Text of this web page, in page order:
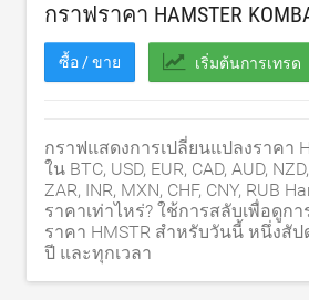
กราฟราคา HAMSTER
ซื้อ / ขาย เริ่มต้นการเทรด
กราฟแสดงการเปลี่ยนแปลงราคา
ใน BTC, USD, EUR, CAD, AUD,
ZAR, INR, MXN, CHF, CNY, RUB
ราคาเท่าไหร่? ใช้การสลับเพื่อดูก
ราคา HMSTR สำหรับวันนี้ หนึ่งสั
ปี และทุกเวลา